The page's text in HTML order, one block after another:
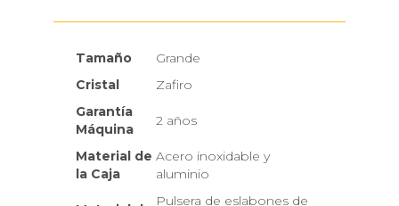
Tamaño
Grande
Cristal
Zafiro
Garantía
Máquina
2 años
Material de
la Caja
Acero inoxidable y
aluminio
Pulsera de eslabones de